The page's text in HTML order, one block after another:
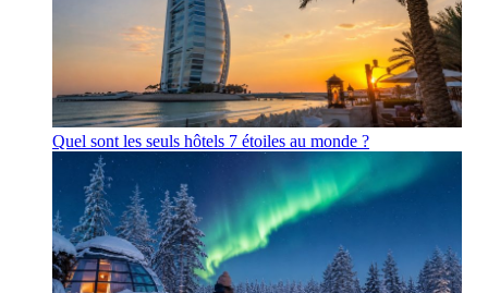
Quel sont les seuls hôtels 7 étoiles au monde ?